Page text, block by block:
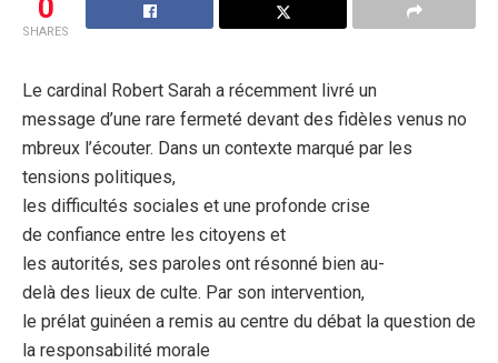
0
SHARES
Le cardinal Robert Sarah a récemment livré un
message d’une rare fermeté devant des fidèles venus no
mbreux l’écouter. Dans un contexte marqué par les
tensions politiques,
les difficultés sociales et une profonde crise
de confiance entre les citoyens et
les autorités, ses paroles ont résonné bien au-
delà des lieux de culte. Par son intervention,
le prélat guinéen a remis au centre du débat la question de
la responsabilité morale